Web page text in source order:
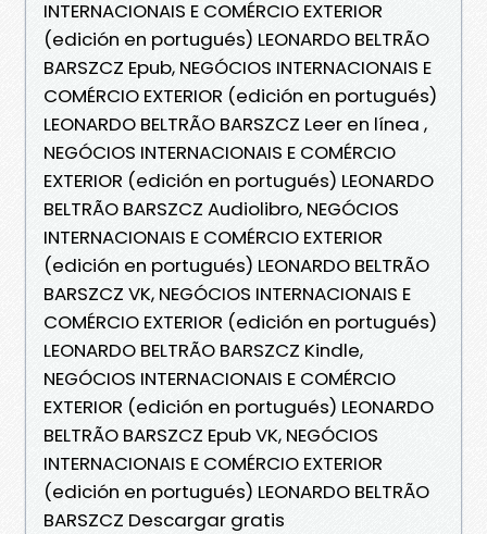
INTERNACIONAIS E COMÉRCIO EXTERIOR
(edición en portugués) LEONARDO BELTRÃO
BARSZCZ Epub, NEGÓCIOS INTERNACIONAIS E
COMÉRCIO EXTERIOR (edición en portugués)
LEONARDO BELTRÃO BARSZCZ Leer en línea ,
NEGÓCIOS INTERNACIONAIS E COMÉRCIO
EXTERIOR (edición en portugués) LEONARDO
BELTRÃO BARSZCZ Audiolibro, NEGÓCIOS
INTERNACIONAIS E COMÉRCIO EXTERIOR
(edición en portugués) LEONARDO BELTRÃO
BARSZCZ VK, NEGÓCIOS INTERNACIONAIS E
COMÉRCIO EXTERIOR (edición en portugués)
LEONARDO BELTRÃO BARSZCZ Kindle,
NEGÓCIOS INTERNACIONAIS E COMÉRCIO
EXTERIOR (edición en portugués) LEONARDO
BELTRÃO BARSZCZ Epub VK, NEGÓCIOS
INTERNACIONAIS E COMÉRCIO EXTERIOR
(edición en portugués) LEONARDO BELTRÃO
BARSZCZ Descargar gratis